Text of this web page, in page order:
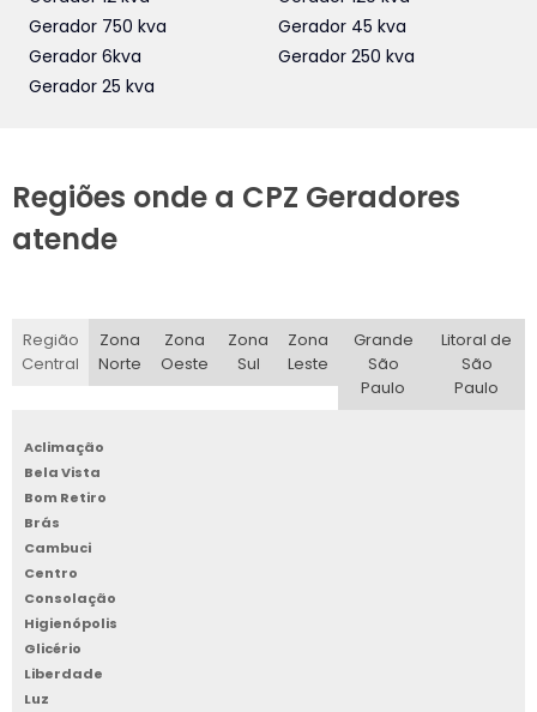
Gerador 750 kva
Gerador 45 kva
Gerador 6kva
Gerador 250 kva
Gerador 25 kva
Regiões onde a CPZ Geradores
atende
Região
Central
Zona
Norte
Zona
Oeste
Zona
Sul
Zona
Leste
Grande
São
Paulo
Litoral de
São
Paulo
Aclimação
Bela Vista
Bom Retiro
Brás
Cambuci
Centro
Consolação
Higienópolis
Glicério
Liberdade
Luz